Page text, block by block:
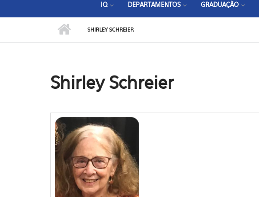
IQ DEPARTAMENTOS GRADUAÇÃO
SHIRLEY SCHREIER
Shirley Schreier